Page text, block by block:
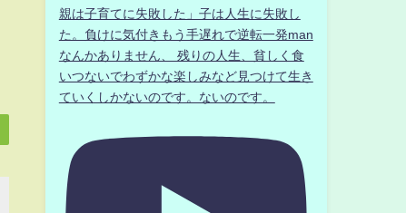
親は子育てに失敗した」子は人生に失敗し
た。負けに気付きもう手遅れで逆転一発man
なんかありません、 残りの人生、貧しく食
いつないでわずかな楽しみなど見つけて生き
ていくしかないのです。ないのです。